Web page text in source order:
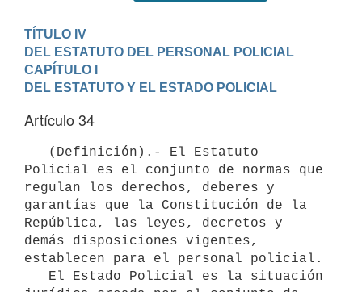
TÍTULO IV
DEL ESTATUTO DEL PERSONAL POLICIAL
CAPÍTULO I
DEL ESTATUTO Y EL ESTADO POLICIAL
Artículo 34
Policial es el conjunto de normas que
regulan los derechos, deberes y
garantías que la Constitución de la
República, las leyes, decretos y
demás disposiciones vigentes,
establecen para el personal policial.